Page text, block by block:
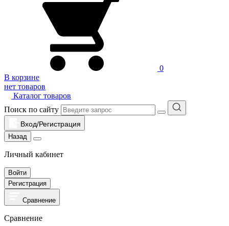
0
В корзине
нет товаров
Каталог товаров
Поиск по сайту
Вход/Регистрация
Назад
Личный кабинет
Войти
Регистрация
Сравнение
Сравнение